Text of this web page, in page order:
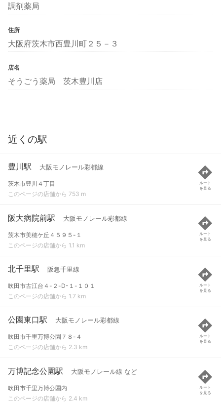
調剤薬局
住所
大阪府茨木市西豊川町２５－３
店名
そうごう薬局 茨木豊川店
近くの駅
豊川駅 大阪モノレール彩都線
茨木市豊川４丁目
このページの店舗から 753 m
ルート
を見る
阪大病院前駅 大阪モノレール彩都線
茨木市美穂ケ丘４５９５-１
このページの店舗から 1.1 km
ルート
を見る
北千里駅 阪急千里線
吹田市古江台４-２-D-１-１０１
このページの店舗から 1.7 km
ルート
を見る
公園東口駅 大阪モノレール彩都線
吹田市千里万博公園７８-４
このページの店舗から 2.3 km
ルート
を見る
万博記念公園駅 大阪モノレール線 など
吹田市千里万博公園内
このページの店舗から 2.4 km
ルート
を見る